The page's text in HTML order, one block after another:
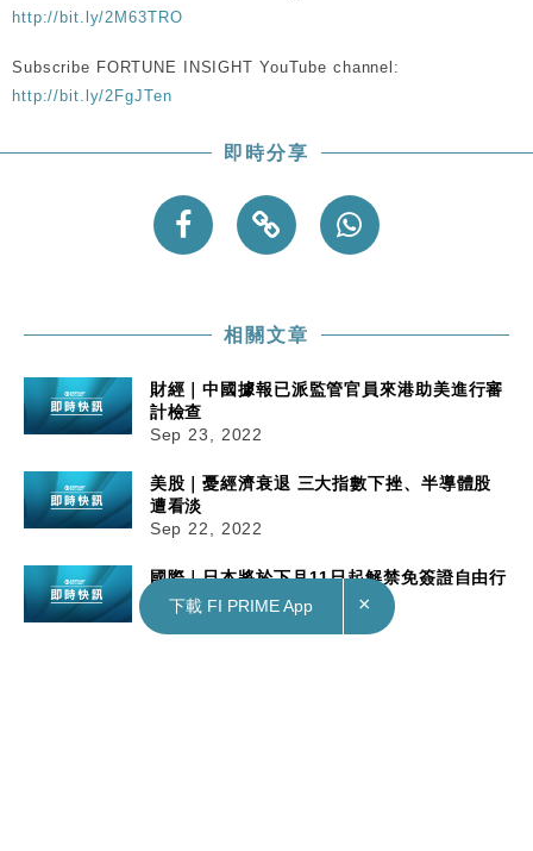
http://bit.ly/2M63TRO
Subscribe FORTUNE INSIGHT YouTube channel:
http://bit.ly/2FgJTen
即時分享
相關文章
財經｜中國據報已派監管官員來港助美進行審
計檢查
Sep 23, 2022
美股｜憂經濟衰退 三大指數下挫、半導體股
遭看淡
Sep 22, 2022
國際｜日本將於下月11日起解禁免簽證自由行
Sep 22, 2022
下載 FI PRIME App ×